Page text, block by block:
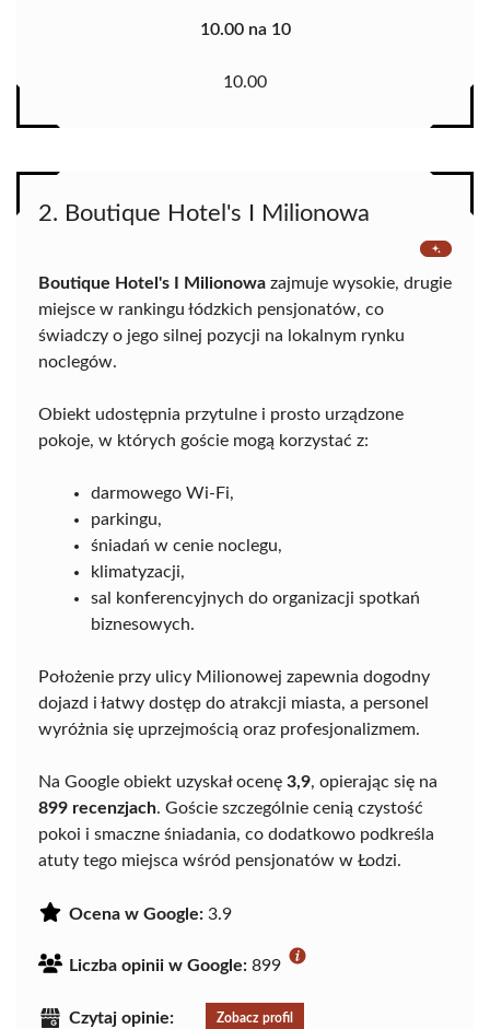
10.00 na 10
10.00
2. Boutique Hotel's I Milionowa
Boutique Hotel's I Milionowa zajmuje wysokie, drugie
miejsce w rankingu łódzkich pensjonatów, co
świadczy o jego silnej pozycji na lokalnym rynku
noclegów.
Obiekt udostępnia przytulne i prosto urządzone
pokoje, w których goście mogą korzystać z:
darmowego Wi-Fi,
parkingu,
śniadań w cenie noclegu,
klimatyzacji,
sal konferencyjnych do organizacji spotkań
biznesowych.
Położenie przy ulicy Milionowej zapewnia dogodny
dojazd i łatwy dostęp do atrakcji miasta, a personel
wyróżnia się uprzejmością oraz profesjonalizmem.
Na Google obiekt uzyskał ocenę 3,9, opierając się na
899 recenzjach. Goście szczególnie cenią czystość
pokoi i smaczne śniadania, co dodatkowo podkreśla
atuty tego miejsca wśród pensjonatów w Łodzi.
Ocena w Google: 3.9
Liczba opinii w Google: 899
Czytaj opinie: Zobacz profil